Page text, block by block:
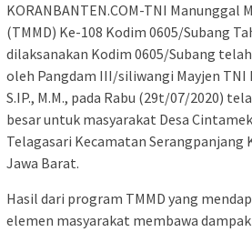
KORANBANTEN.COM-TNI Manunggal
(TMMD) Ke-108 Kodim 0605/Subang
dilaksanakan Kodim 0605/Subang
oleh Pangdam III/siliwangi Mayjen TNI
S.IP., M.M., pada Rabu (29t/07/2020)
besar untuk masyarakat Desa
Telagasari Kecamatan Serangpanjang
Jawa Barat.
Hasil dari program TMMD yang
elemen masyarakat membawa